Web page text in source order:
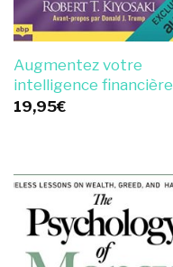
Augmentez votre
intelligence financière
19,95€